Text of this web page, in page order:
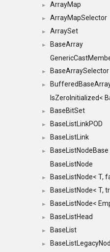
► ArrayMap
► ArrayMapSelector
► ArraySet
►
BaseArray
► BaseArraySelector
►
IsZeroInitialized<
► BaseBitSet
► BaseListLinkPOD
► BaseListLink
►
BaseListNodeBase
BaseListNode
► BaseListNode< T,
► BaseListNode< T,
► BaseListNode<
► BaseListHead
► BaseList
►